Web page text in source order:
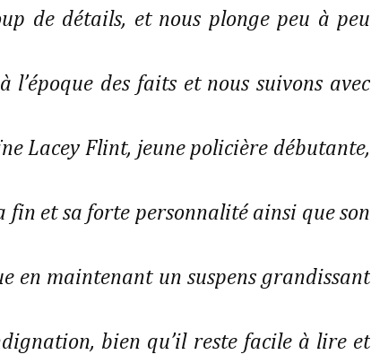
de détails, et nous plonge peu à peu
des faits et nous suivons avec
Lacey Flint, jeune policière débutante,
et sa forte personnalité ainsi que son
en maintenant un suspens grandissant
bien qu’il reste facile à lire et